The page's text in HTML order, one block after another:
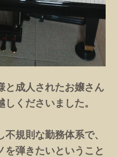
と成人されたお嬢さん
くださいました。
規則な勤務体系で、
を弾きたいということ